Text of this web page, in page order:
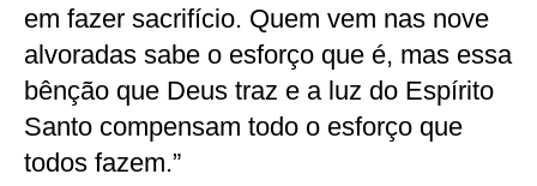
em fazer sacrifício. Quem vem nas nove
alvoradas sabe o esforço que é, mas essa
bênção que Deus traz e a luz do Espírito
Santo compensam todo o esforço que
todos fazem.”